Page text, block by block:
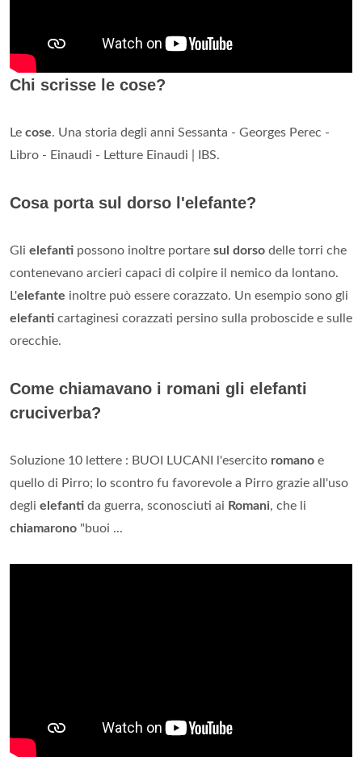
Chi scrisse le cose?
Le cose. Una storia degli anni Sessanta - Georges Perec -
Libro - Einaudi - Letture Einaudi | IBS.
Cosa porta sul dorso l'elefante?
Gli elefanti possono inoltre portare sul dorso delle torri che
contenevano arcieri capaci di colpire il nemico da lontano.
L'elefante inoltre può essere corazzato. Un esempio sono gli
elefanti cartaginesi corazzati persino sulla proboscide e sulle
orecchie.
Come chiamavano i romani gli elefanti
cruciverba?
Soluzione 10 lettere : BUOI LUCANI l'esercito romano e
quello di Pirro; lo scontro fu favorevole a Pirro grazie all'uso
degli elefanti da guerra, sconosciuti ai Romani, che li
chiamarono "buoi ...